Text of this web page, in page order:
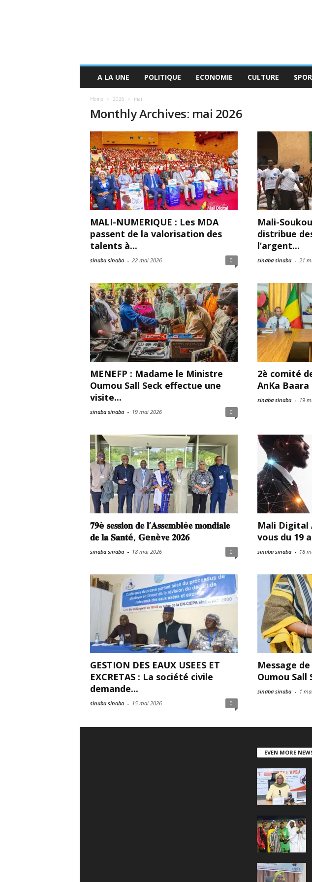
A LA UNE POLITIQUE ECONOMIE CULTURE
Home 2026 mai
Monthly Archives: mai 2026
MALI-NUMERIQUE : Les MDA
passent de la valorisation des
talents à...
sinaba sinaba - 22 mai 2026 0
Mali-
distribue
l’argent...
sinaba sinaba - 21
MENEFP : Madame le Ministre
Oumou Sall Seck effectue une
visite...
sinaba sinaba - 19 mai 2026 0
2è comité
AnKa Baara
sinaba sinaba - 19
𝟕𝟗è 𝐬𝐞𝐬𝐬𝐢𝐨𝐧 𝐝𝐞 𝐥’𝐀𝐬𝐬𝐞𝐦𝐛𝐥é𝐞 𝐦𝐨𝐧𝐝𝐢𝐚𝐥𝐞
𝐝𝐞 𝐥𝐚 𝐒𝐚𝐧𝐭é, 𝐆e𝐧è𝐯𝐞 𝟐𝟎𝟐𝟔
sinaba sinaba - 18 mai 2026 0
Mali Digital
vous du 19
sinaba sinaba - 18
GESTION DES EAUX USEES ET
EXCRETAS : La société civile
demande...
sinaba sinaba - 15 mai 2026 0
Message
Oumou Sall
sinaba sinaba - 1
EVEN MORE